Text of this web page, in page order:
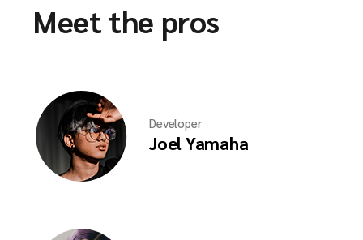
Meet the pros
Developer
Joel Yamaha